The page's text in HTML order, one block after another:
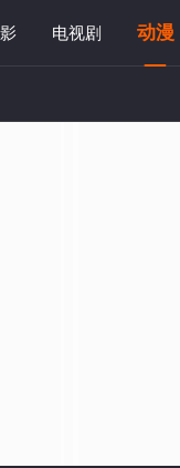
电视剧 动漫